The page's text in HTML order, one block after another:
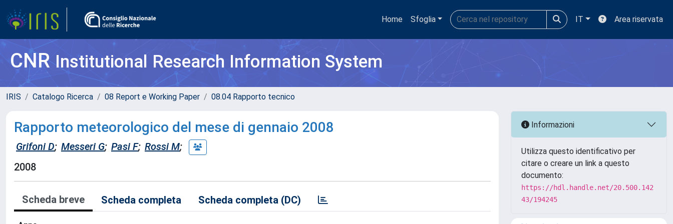
Home Sfoglia IT Area riservata
CNRInstitutional Research Information System
IRIS Catalogo Ricerca 08 Report e Working Paper 08.04 Rapporto tecnico
Rapporto meteorologico del mese di gennaio 2008
Grifoni D; Messeri G; Pasi F; Rossi M;
2008
Scheda breve Scheda completa Scheda completa (DC)
Informazioni
Utilizza questo identificativo per
citare o creare un link a questo
documento:
https://hdl.handle.net/20.500.142
43/194245